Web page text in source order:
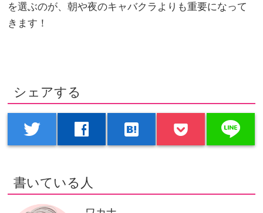
を選ぶのが、朝や夜のキャバクラよりも重要になって
きます！
シェアする
twitter facebook hatenabookmark line
書いている人